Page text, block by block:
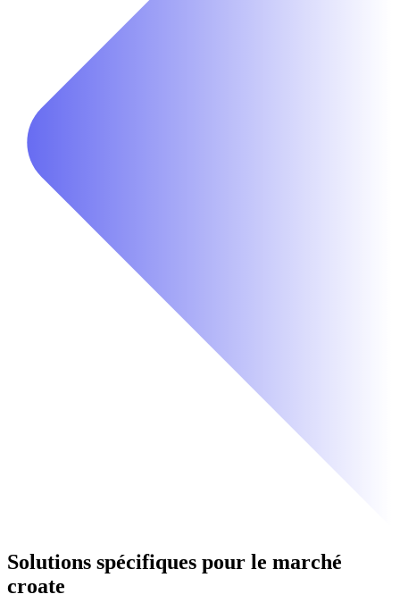
Solutions spécifiques pour le marché
croate